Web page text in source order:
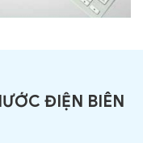
ĐIỆN BIÊN